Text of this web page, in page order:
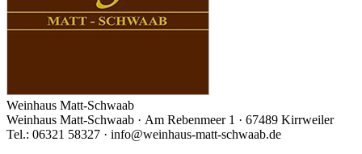
Weinhaus Matt-Schwaab
Weinhaus Matt-Schwaab · Am Rebenmeer 1 · 67489 Kirrweiler
Tel.: 06321 58327 · info@weinhaus-matt-schwaab.de